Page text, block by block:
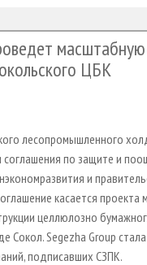
ПЛИТ
REVIEW
масштабную
ЦБК
лесопромышленного
по защите и
и
касается проекта
целлюлозно
Сокол. Segezha Group
подписавших СЗПК.